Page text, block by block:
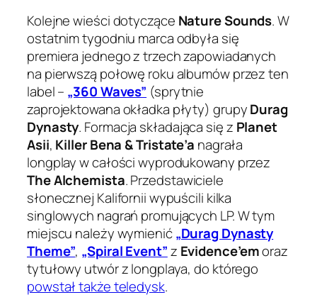
Kolejne wieści dotyczące Nature Sounds. W
ostatnim tygodniu marca odbyła się
premiera jednego z trzech zapowiadanych
na pierwszą połowę roku albumów przez ten
label– „360 Waves” (sprytnie
zaprojektowana okładka płyty) grupyDurag
Dynasty. Formacja składająca się z Planet
Asii, Killer Bena & Tristate’a nagrała
longplay w całości wyprodukowany przez
The Alchemista. Przedstawiciele
słonecznej Kalifornii wypuścili kilka
singlowych nagrań promujących LP. W tym
miejscu należy wymienić„Durag Dynasty
Theme”, „Spiral Event”z Evidence’emoraz
tytułowy utwór z longplaya, do którego
powstał także teledysk.